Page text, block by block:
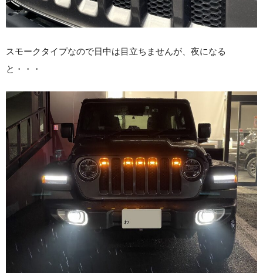
スモークタイプなので日中は目立ちませんが、夜になる
と・・・